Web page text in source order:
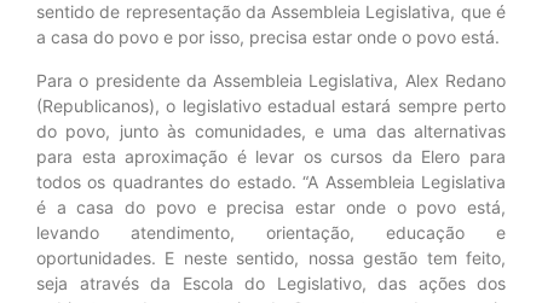
sentido de representação da Assembleia Legislativa, que é
a casa do povo e por isso, precisa estar onde o povo está.
Para o presidente da Assembleia Legislativa, Alex Redano
(Republicanos), o legislativo estadual estará sempre perto
do povo, junto às comunidades, e uma das alternativas
para esta aproximação é levar os cursos da Elero para
todos os quadrantes do estado. “A Assembleia Legislativa
é a casa do povo e precisa estar onde o povo está,
levando atendimento, orientação, educação e
oportunidades. E neste sentido, nossa gestão tem feito,
seja através da Escola do Legislativo, das ações dos